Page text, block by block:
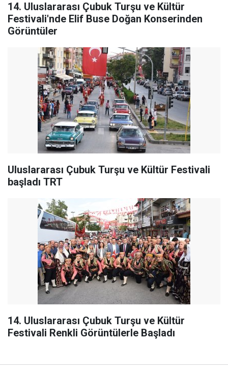
14. Uluslararası Çubuk Turşu ve Kültür
Festivali'nde Elif Buse Doğan Konserinden
Görüntüler
Uluslararası Çubuk Turşu ve Kültür Festivali
başladı TRT
14. Uluslararası Çubuk Turşu ve Kültür
Festivali Renkli Görüntülerle Başladı